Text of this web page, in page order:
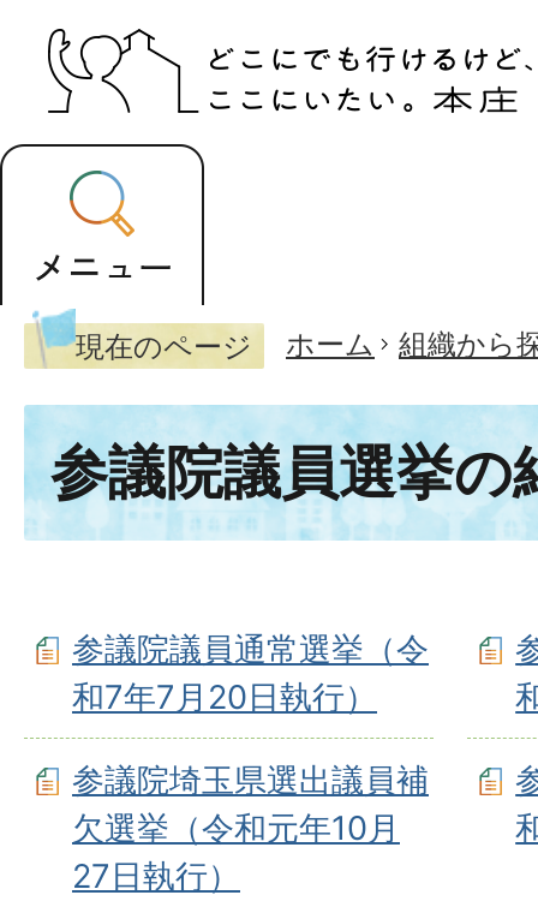
現在のページ ホーム 組織から
参議院議員選挙の
参議院議員通常選挙（令
和7年7月20日執行）
参議院埼玉県選出議員補
欠選挙（令和元年10月
27日執行）